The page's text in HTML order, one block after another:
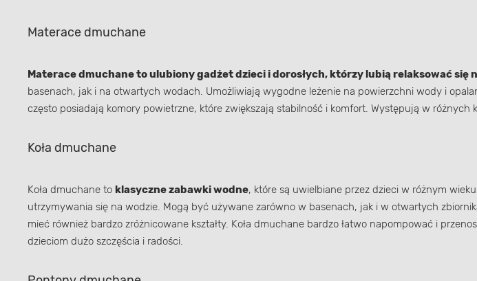
Materace dmuchane
Materace dmuchane to ulubiony gadżet dzieci i dorosłych, którzy lubią relaksować się
basenach, jak i na otwartych wodach. Umożliwiają wygodne leżenie na powierzchni wody i
często posiadają komory powietrzne, które zwiększają stabilność i komfort. Występują w
Koła dmuchane
Koła dmuchane to klasyczne zabawki wodne, które są uwielbiane przez dzieci w różnym
utrzymywania się na wodzie. Mogą być używane zarówno w basenach, jak i w otwartych
mieć również bardzo zróżnicowane kształty. Koła dmuchane bardzo łatwo napompować i
dzieciom dużo szczęścia i radości.